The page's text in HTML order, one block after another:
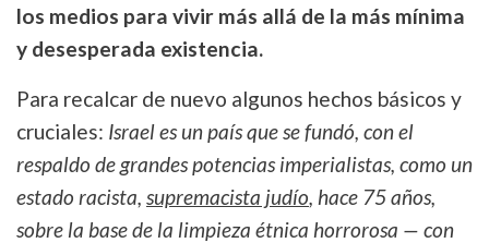
los medios para vivir más allá de la más mínima
y desesperada existencia.
Para recalcar de nuevo algunos hechos básicos y
cruciales: Israel es un país que se fundó, con el
respaldo de grandes potencias imperialistas, como un
estado racista, supremacista judío, hace 75 años,
sobre la base de la limpieza étnica horrorosa — con